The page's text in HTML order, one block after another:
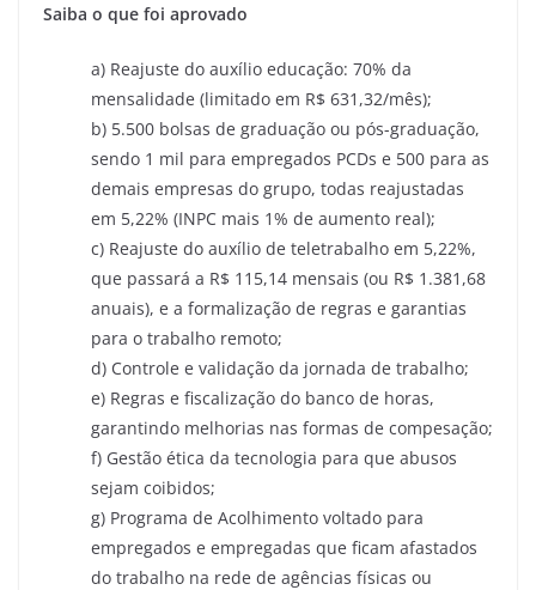
Saiba o que foi aprovado
a) Reajuste do auxílio educação: 70% da
mensalidade (limitado em R$ 631,32/mês);
b) 5.500 bolsas de graduação ou pós-graduação,
sendo 1 mil para empregados PCDs e 500 para as
demais empresas do grupo, todas reajustadas
em 5,22% (INPC mais 1% de aumento real);
c) Reajuste do auxílio de teletrabalho em 5,22%,
que passará a R$ 115,14 mensais (ou R$ 1.381,68
anuais), e a formalização de regras e garantias
para o trabalho remoto;
d) Controle e validação da jornada de trabalho;
e) Regras e fiscalização do banco de horas,
garantindo melhorias nas formas de compesação;
f) Gestão ética da tecnologia para que abusos
sejam coibidos;
g) Programa de Acolhimento voltado para
empregados e empregadas que ficam afastados
do trabalho na rede de agências físicas ou